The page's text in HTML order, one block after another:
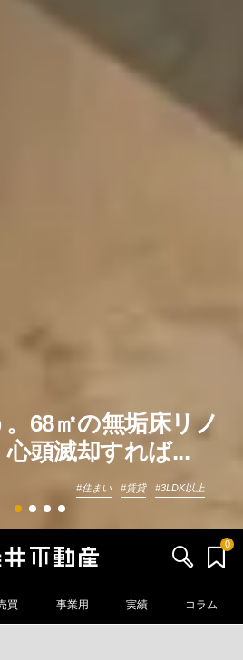
68㎡の無垢床リノ
頭滅却すれば...
住まい 賃貸 3LDK以上
0
買 事業用 実績 コラム